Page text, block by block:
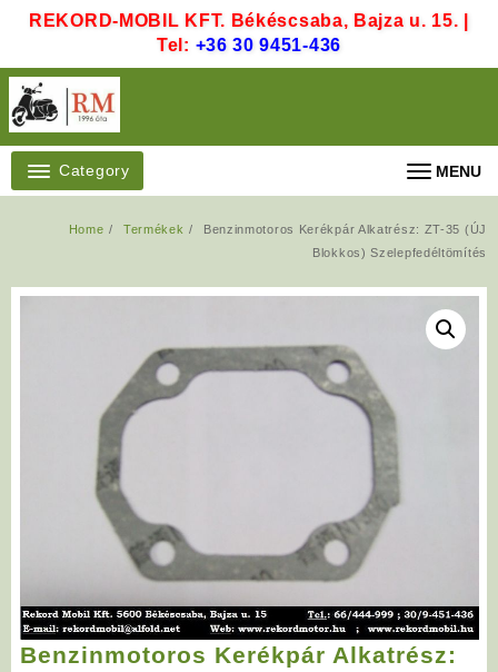
REKORD-MOBIL KFT. Békéscsaba, Bajza u. 15. |
Tel: +36 30 9451-436
Category MENU
Home Termékek
Benzinmotoros Kerékpár Alkatrész: ZT-35 (ÚJ
Blokkos) Szelepfedéltömítés
Benzinmotoros Kerékpár Alkatrész: